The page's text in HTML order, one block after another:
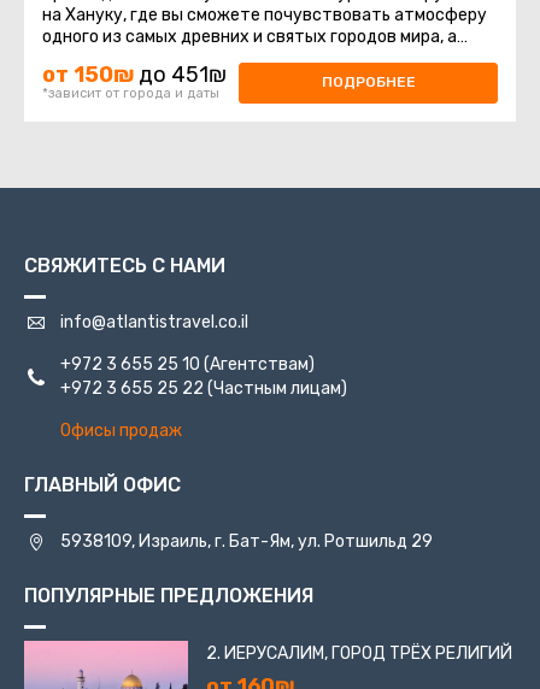
на Хануку, где вы сможете почувствовать атмосферу
одного из самых древних и святых городов мира, а
от 150₪ до 451₪
*зависит от города и даты
ПОДРОБНЕЕ
СВЯЖИТЕСЬ С НАМИ
info@atlantistravel.co.il
+972 3 655 25 10 (Агентствам)
+972 3 655 25 22 (Частным лицам)
Офисы продаж
ГЛАВНЫЙ ОФИС
5938109, Израиль, г. Бат-Ям, ул. Ротшильд 29
ПОПУЛЯРНЫЕ ПРЕДЛОЖЕНИЯ
2. ИЕРУСАЛИМ, ГОРОД ТРЁХ РЕЛИГИЙ